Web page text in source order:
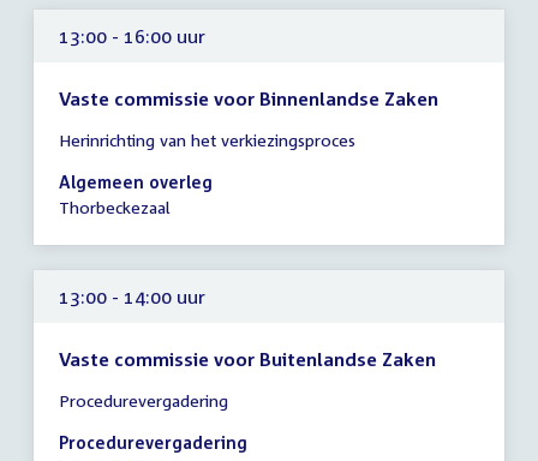
13:00 - 16:00 uur
Vaste commissie voor Binnenlandse Zaken
vergadering
13:00
-
uur
Herinrichting van het verkiezingsproces
Algemeen overleg
Thorbeckezaal
13:00 - 14:00 uur
Vaste commissie voor Buitenlandse Zaken
vergadering
13:00
Procedurevergadering
Procedurevergadering